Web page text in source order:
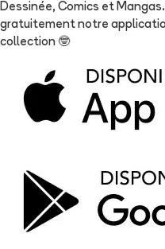
Dessinée, Comics et
gratuitement notre
collection 🤓